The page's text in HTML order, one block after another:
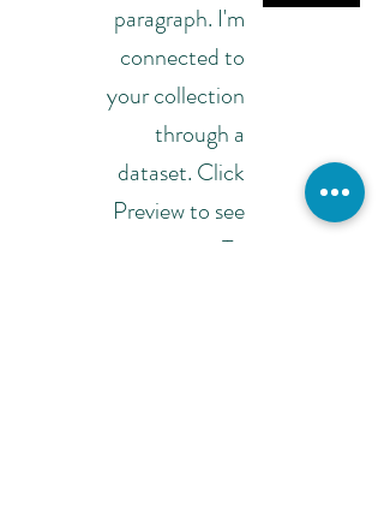
paragraph. I'm
connected to
your collection
through a
dataset. Click
Preview to see
my content. To